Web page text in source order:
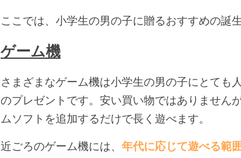
ここでは、小学生の男の子に贈るおすすめの誕
ゲーム機
さまざまなゲーム機は小学生の男の子にとても
のプレゼントです。安い買い物ではありません
ムソフトを追加するだけで長く遊べます。
近ごろのゲーム機には、 年代に応じて遊べる範